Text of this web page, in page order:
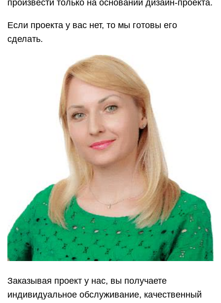
произвести только на основании дизайн-проекта.
Если проекта у вас нет, то мы готовы его
сделать.
Заказывая проект у нас, вы получаете
индивидуальное обслуживание, качественный